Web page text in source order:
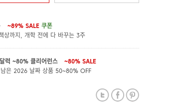
~89% SALE 쿠폰
상까지, 개학 전에 다 바꾸는 3주
력 ~80% 클리어런스 ~80% SALE
은 2026 날짜 상품 50~80% OFF